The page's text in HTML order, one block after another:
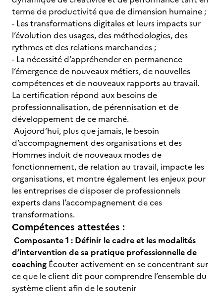
terme de productivité que de dimension humaine ;
- Les transformations digitales et leurs impacts sur
l’évolution des usages, des méthodologies, des
rythmes et des relations marchandes ;
- La nécessité d’appréhender en permanence
l’émergence de nouveaux métiers, de nouvelles
compétences et de nouveaux rapports au travail.
La certification répond aux besoins de
professionnalisation, de pérennisation et de
développement de ce marché.
Aujourd’hui, plus que jamais, le besoin
d’accompagnement des organisations et des
Hommes induit de nouveaux modes de
fonctionnement, de relation au travail, impacte les
organisations, et montre également les enjeux pour
les entreprises de disposer de professionnels
experts dans l’accompagnement de ces
transformations.
Compétences attestées :
Composante 1 : Définir le cadre et les modalités
d’intervention de sa pratique professionnelle de
coaching Écouter activement en se concentrant sur
ce que le client dit pour comprendre l’ensemble du
système client afin de le soutenir